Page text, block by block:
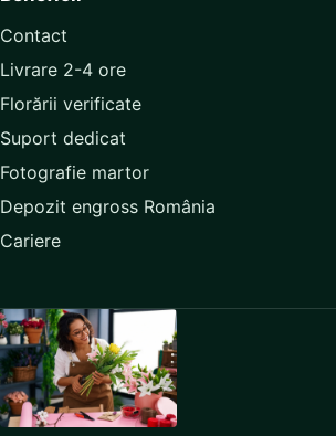
Contact
Livrare 2-4 ore
Florării verificate
Suport dedicat
Fotografie martor
Depozit engross România
Cariere